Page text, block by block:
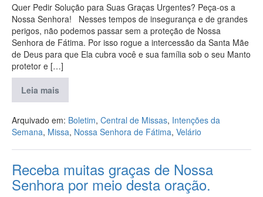
Quer Pedir Solução para Suas Graças Urgentes? Peça-os a
Nossa Senhora! Nesses tempos de insegurança e de grandes
perigos, não podemos passar sem a proteção de Nossa
Senhora de Fátima. Por isso rogue a intercessão da Santa Mãe
de Deus para que Ela cubra você e sua família sob o seu Manto
protetor e […]
Leia mais
Arquivado em: Boletim, Central de Missas, Intenções da
Semana, Missa, Nossa Senhora de Fátima, Velário
Receba muitas graças de Nossa
Senhora por meio desta oração.